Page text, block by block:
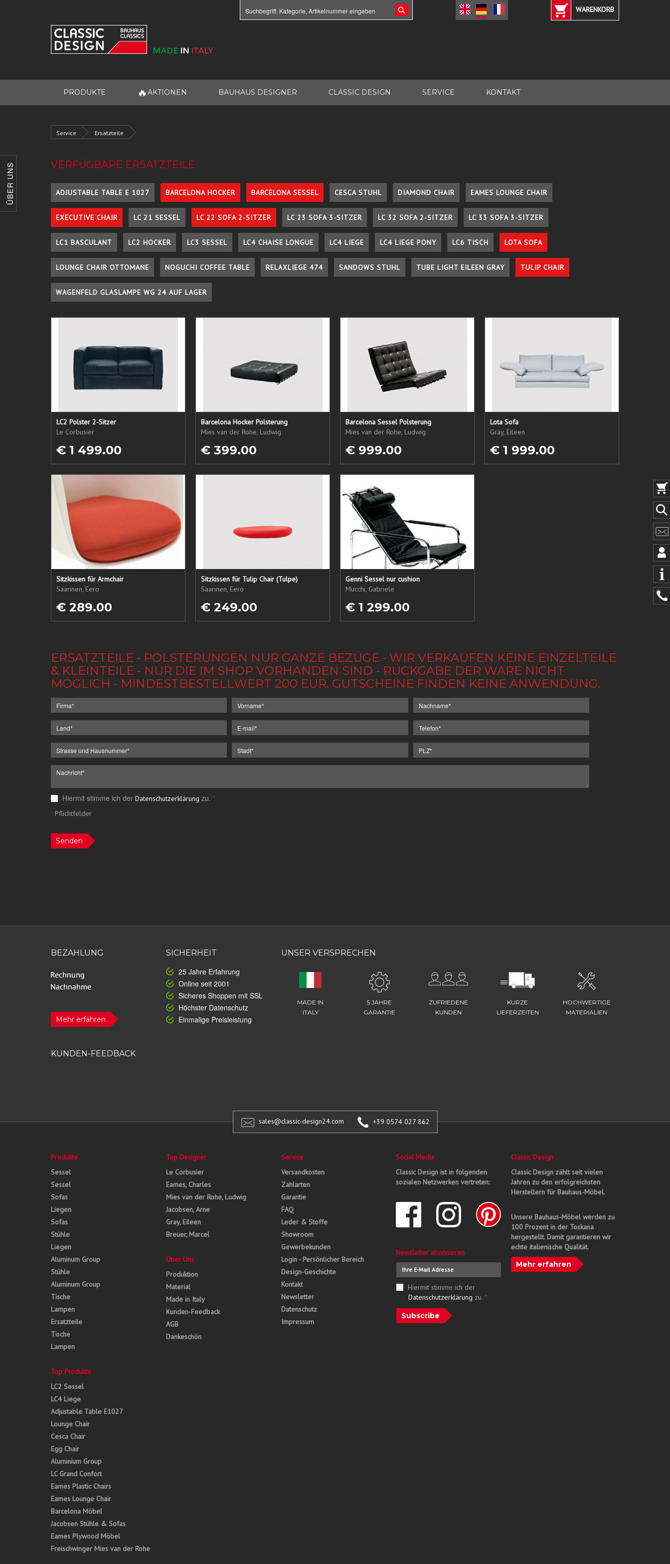
ÜBER UNS
WARENKORB
PRODUKTE 🔥 AKTIONEN BAUHAUS DESIGNER CLASSIC DESIGN SERVICE KONTAKT
Service Ersatzteile
VERFÜGBARE ERSATZTEILE
ADJUSTABLE TABLE E 1027 BARCELONA HOCKER BARCELONA SESSEL CESCA STUHL DIAMOND CHAIR EAMES LOUNGE CHAIR
EXECUTIVE CHAIR LC 21 SESSEL LC 22 SOFA 2-SITZER LC 23 SOFA 3-SITZER LC 32 SOFA 2-SITZER LC 33 SOFA 3-SITZER
LC1 BASCULANT LC2 HOCKER LC3 SESSEL LC4 CHAISE LONGUE LC4 LIEGE LC4 LIEGE PONY LC6 TISCH LOTA SOFA
LOUNGE CHAIR OTTOMANE NOGUCHI COFFEE TABLE RELAXLIEGE 474 SANDOWS STUHL TUBE LIGHT EILEEN GRAY TULIP CHAIR
WAGENFELD GLASLAMPE WG 24 AUF LAGER
LC2 Polster 2-Sitzer
Le Corbusier
€ 1 499.00
Barcelona Hocker Polsterung
Mies van der Rohe, Ludwig
€ 399.00
Barcelona Sessel Polsterung
Mies van der Rohe, Ludwig
€ 999.00
Lota Sofa
Gray, Eileen
€ 1 999.00
Sitzkissen für Armchair
Saarinen, Eero
€ 289.00
Sitzkissen für Tulip Chair (Tulpe)
Saarinen, Eero
€ 249.00
Genni Sessel nur cushion
Mucchi, Gabriele
€ 1 299.00
ERSATZTEILE - POLSTERUNGEN NUR GANZE BEZÜGE - WIR VERKAUFEN KEINE EINZELTEILE
& KLEINTEILE - NUR DIE IM SHOP VORHANDEN SIND - RÜCKGABE DER WARE NICHT
MÖGLICH - MINDESTBESTELLWERT 200 EUR. GUTSCHEINE FINDEN KEINE ANWENDUNG.
Hiermit stimme ich der Datenschutzerklärung zu. *
*Pflichtfelder
Senden
BEZAHLUNG
Mehr erfahren
SICHERHEIT
25 Jahre Erfahrung
Online seit 2001
Sicheres Shoppen mit SSL
Höchster Datenschutz
Einmalige Preisleistung
UNSER VERSPRECHEN
MADE IN
ITALY
5 JAHRE
GARANTIE
ZUFRIEDENE
KUNDEN
KURZE
LIEFERZEITEN
HOCHWERTIGE
MATERIALIEN
KUNDEN-FEEDBACK
sales@classic-design24.com +39 0574 027 862
Produkte
Sessel
Sessel
Sofas
Liegen
Sofas
Stühle
Liegen
Aluminum Group
Stühle
Aluminum Group
Tische
Lampen
Ersatzteile
Tische
Lampen
Top Produkte
LC2 Sessel
LC4 Liege
Adjustable Table E1027
Lounge Chair
Cesca Chair
Egg Chair
Aluminium Group
LC Grand Confort
Eames Plastic Chairs
Eames Lounge Chair
Barcelona Möbel
Jacobsen Stühle & Sofas
Eames Plywood Möbel
Freischwinger Mies van der Rohe
Top Designer
Le Corbusier
Eames, Charles
Mies van der Rohe, Ludwig
Jacobsen, Arne
Gray, Eileen
Breuer, Marcel
Über Uns
Produktion
Material
Made in Italy
Kunden-Feedback
AGB
Dankeschön
Service
Versandkosten
Zahlarten
Garantie
FAQ
Leder & Stoffe
Showroom
Gewerbekunden
Login - Persönlicher Bereich
Design-Geschichte
Kontakt
Newsletter
Datenschutz
Impressum
Social Media
Classic Design ist in folgenden
sozialen Netzwerken vertreten:
Newsletter abonnieren
Hiermit stimme ich der
Datenschutzerklärung zu. *
Subscribe
Classic Design
Classic Design zählt seit vielen
Jahren zu den erfolgreichsten
Herstellern für Bauhaus-Möbel.
Unsere Bauhaus-Möbel werden zu
100 Prozent in der Toskana
hergestellt. Damit garantieren wir
echte italienische Qualität.
Mehr erfahren